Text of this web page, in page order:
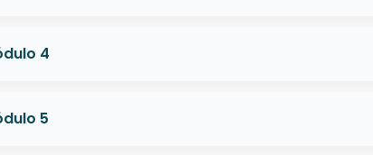
4
5